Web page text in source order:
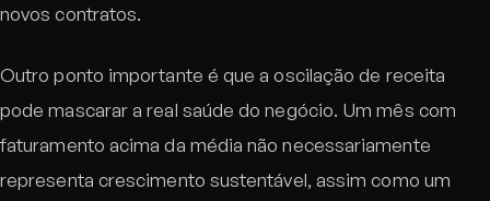
novos contratos.
Outro ponto importante é que a oscilação de receita
pode mascarar a real saúde do negócio. Um mês com
faturamento acima da média não necessariamente
representa crescimento sustentável, assim como um